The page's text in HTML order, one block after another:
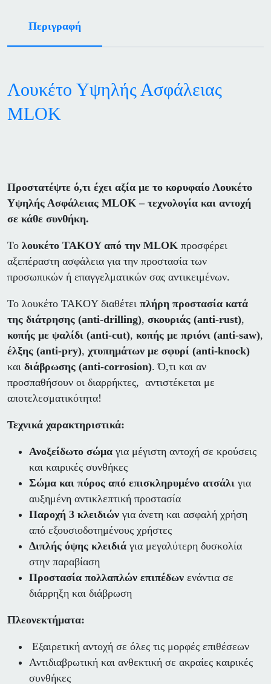
Περιγραφή
Λουκέτο Υψηλής Ασφάλειας
MLOK
Προστατέψτε ό,τι έχει αξία με το κορυφαίο Λουκέτο
Υψηλής Ασφάλειας MLOK – τεχνολογία και αντοχή
σε κάθε συνθήκη.
Το λουκέτο TAKOY από την MLOK προσφέρει
αξεπέραστη ασφάλεια για την προστασία των
προσωπικών ή επαγγελματικών σας αντικειμένων.
Το λουκέτο TAKOY διαθέτει πλήρη προστασία κατά
της διάτρησης (anti-drilling), σκουριάς (anti-rust),
κοπής με ψαλίδι (anti-cut), κοπής με πριόνι (anti-saw),
έλξης (anti-pry), χτυπημάτων με σφυρί (anti-knock)
και διάβρωσης (anti-corrosion). Ό,τι και αν
προσπαθήσουν οι διαρρήκτες, αντιστέκεται με
αποτελεσματικότητα!
Τεχνικά χαρακτηριστικά:
Ανοξείδωτο σώμα για μέγιστη αντοχή σε κρούσεις
και καιρικές συνθήκες
Σώμα και πύρος από επισκληρυμένο ατσάλι για
αυξημένη αντικλεπτική προστασία
Παροχή 3 κλειδιών για άνετη και ασφαλή χρήση
από εξουσιοδοτημένους χρήστες
Διπλής όψης κλειδιά για μεγαλύτερη δυσκολία
στην παραβίαση
Προστασία πολλαπλών επιπέδων ενάντια σε
διάρρηξη και διάβρωση
Πλεονεκτήματα:
Εξαιρετική αντοχή σε όλες τις μορφές επιθέσεων
Αντιδιαβρωτική και ανθεκτική σε ακραίες καιρικές
συνθήκες